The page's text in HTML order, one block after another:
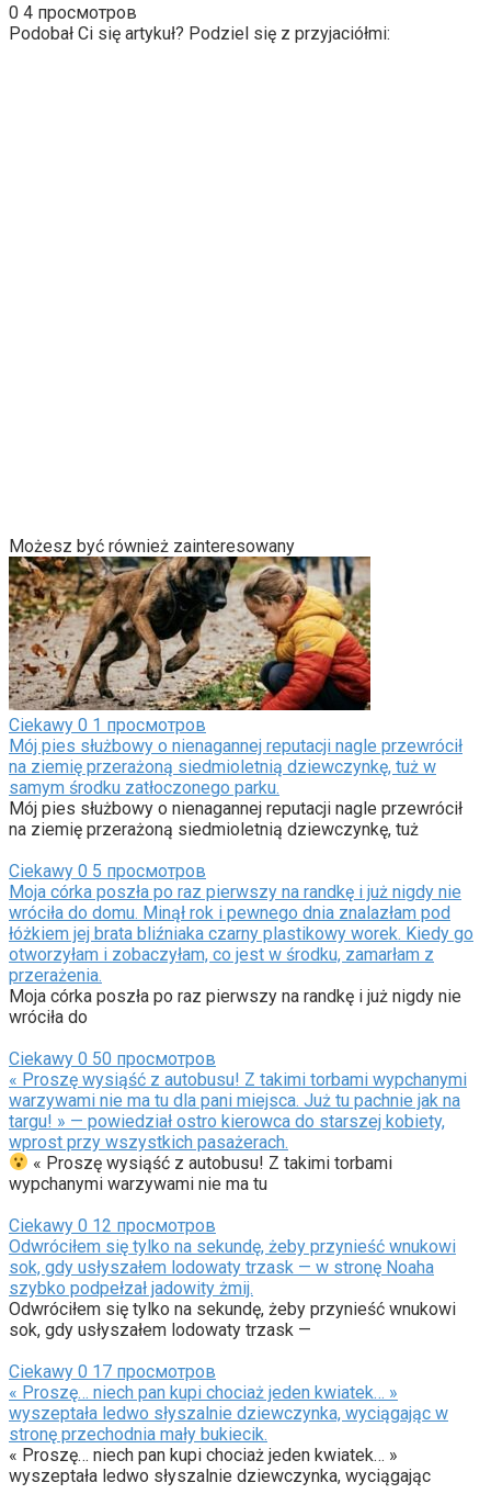
0 4 просмотров
Podobał Ci się artykuł? Podziel się z przyjaciółmi:
Możesz być również zainteresowany
Ciekawy 0 1 просмотров
Mój pies służbowy o nienagannej reputacji nagle przewrócił
na ziemię przerażoną siedmioletnią dziewczynkę, tuż w
samym środku zatłoczonego parku.
Mój pies służbowy o nienagannej reputacji nagle przewrócił
na ziemię przerażoną siedmioletnią dziewczynkę, tuż
Ciekawy 0 5 просмотров
Moja córka poszła po raz pierwszy na randkę i już nigdy nie
wróciła do domu. Minął rok i pewnego dnia znalazłam pod
łóżkiem jej brata bliźniaka czarny plastikowy worek. Kiedy go
otworzyłam i zobaczyłam, co jest w środku, zamarłam z
przerażenia.
Moja córka poszła po raz pierwszy na randkę i już nigdy nie
wróciła do
Ciekawy 0 50 просмотров
« Proszę wysiąść z autobusu! Z takimi torbami wypchanymi
warzywami nie ma tu dla pani miejsca. Już tu pachnie jak na
targu! » — powiedział ostro kierowca do starszej kobiety,
wprost przy wszystkich pasażerach.
« Proszę wysiąść z autobusu! Z takimi torbami
wypchanymi warzywami nie ma tu
Ciekawy 0 12 просмотров
Odwróciłem się tylko na sekundę, żeby przynieść wnukowi
sok, gdy usłyszałem lodowaty trzask — w stronę Noaha
szybko podpełzał jadowity żmij.
Odwróciłem się tylko na sekundę, żeby przynieść wnukowi
sok, gdy usłyszałem lodowaty trzask —
Ciekawy 0 17 просмотров
« Proszę… niech pan kupi chociaż jeden kwiatek… »
wyszeptała ledwo słyszalnie dziewczynka, wyciągając w
stronę przechodnia mały bukiecik.
« Proszę… niech pan kupi chociaż jeden kwiatek… »
wyszeptała ledwo słyszalnie dziewczynka, wyciągając